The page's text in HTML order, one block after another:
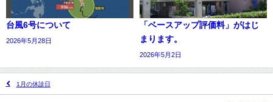
台風6号について
2026年5月28日
「ベースアップ評価料」がはじ
まります。
2026年5月2日
1月の休診日